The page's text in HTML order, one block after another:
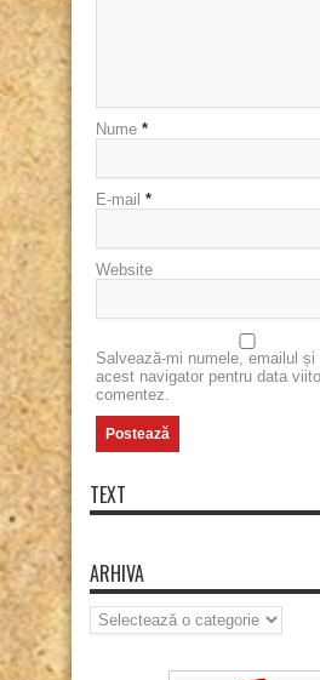
Nume *
E-mail *
Website
Salvează-mi numele, emailul
acest navigator pentru data
comentez.
TEXT
ARHIVA
Arhiva